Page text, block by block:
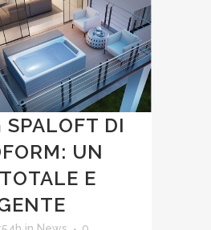
SPALOFT DI
UN
E